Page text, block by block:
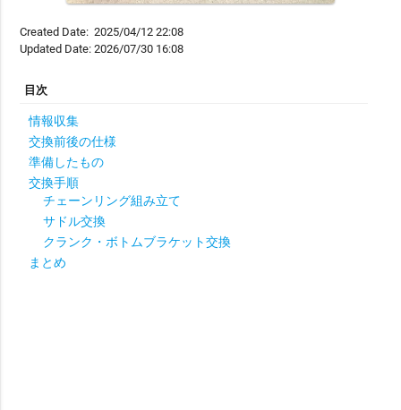
Created Date: 2025/04/12 22:08
Updated Date: 2026/07/30 16:08
情報収集
交換前後の仕様
準備したもの
交換手順
チェーンリング組み立て
サドル交換
クランク・ボトムブラケット交換
まとめ